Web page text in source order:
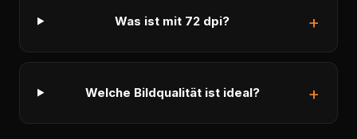
Was ist mit 72 dpi?
Welche Bildqualität ist ideal?